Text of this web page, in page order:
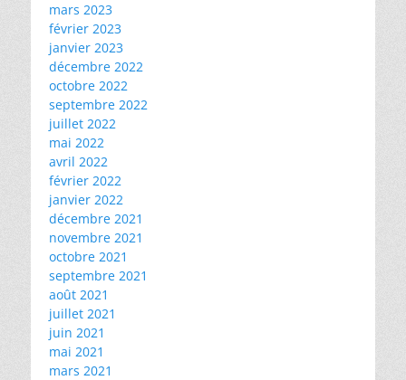
mars 2023
février 2023
janvier 2023
décembre 2022
octobre 2022
septembre 2022
juillet 2022
mai 2022
avril 2022
février 2022
janvier 2022
décembre 2021
novembre 2021
octobre 2021
septembre 2021
août 2021
juillet 2021
juin 2021
mai 2021
mars 2021